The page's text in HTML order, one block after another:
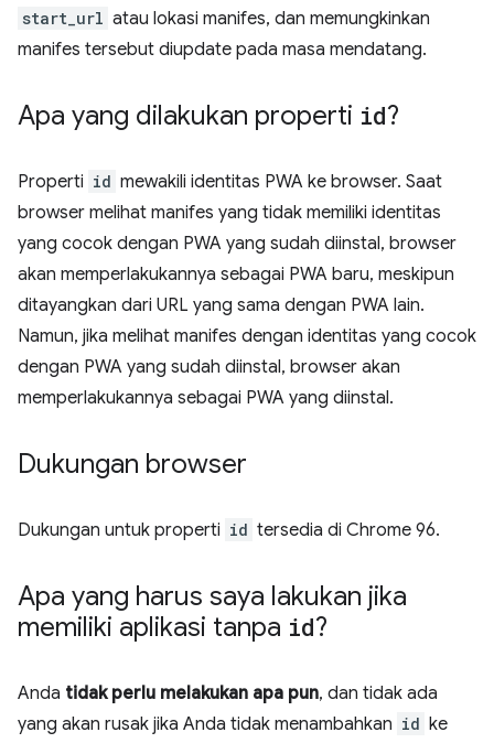
start_url atau lokasi manifes, dan memungkinkan
manifes tersebut diupdate pada masa mendatang.
Apa yang dilakukan properti id?
Properti id mewakili identitas PWA ke browser. Saat
browser melihat manifes yang tidak memiliki identitas
yang cocok dengan PWA yang sudah diinstal, browser
akan memperlakukannya sebagai PWA baru, meskipun
ditayangkan dari URL yang sama dengan PWA lain.
Namun, jika melihat manifes dengan identitas yang cocok
dengan PWA yang sudah diinstal, browser akan
memperlakukannya sebagai PWA yang diinstal.
Dukungan browser
Dukungan untuk properti id tersedia di Chrome 96.
Apa yang harus saya lakukan jika
memiliki aplikasi tanpa id?
Anda tidak perlu melakukan apa pun, dan tidak ada
yang akan rusak jika Anda tidak menambahkan id ke